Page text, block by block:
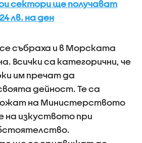
сектори ще получават
лв. на ден
събраха и в Морската
Всички са категорични, че
им пречат да
дейност. Те са
на Министерството
на изкуството при